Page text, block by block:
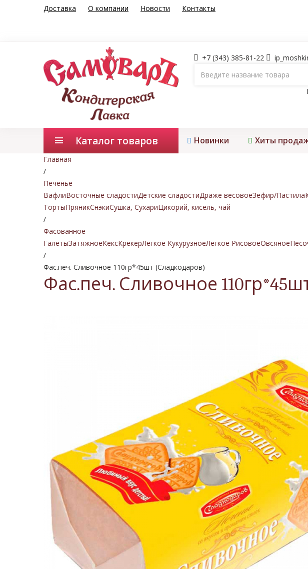
Доставка О компании Новости Контакты
+7 (343) 385-81-22
Каталог товаров Новинки Хиты
Главная
/
Печенье
ВафлиВосточные сладостиДетские сладостиДраже весовоеЗефир/Пастила
ТортыПряникСнэкиСушка, СухариЦикорий, кисель, чай
/
Фасованное
ГалетыЗатяжноеКексКрекерЛегкое КукурузноеЛегкое РисовоеОвсяное
/
Фас.печ. Сливочное 110гр*45шт (Сладкодаров)
Фас.печ. Сливочное